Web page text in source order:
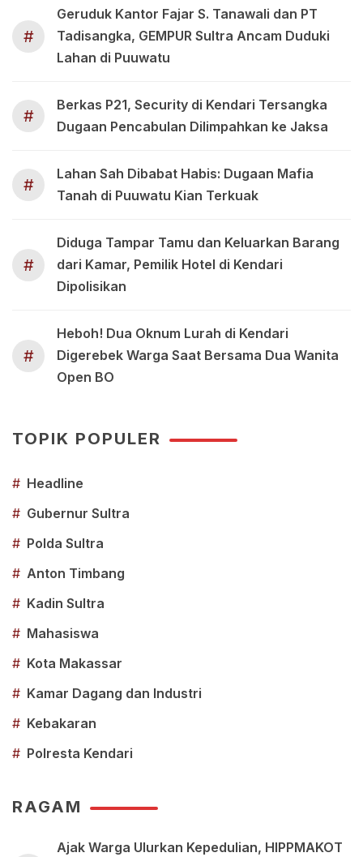
#
Geruduk Kantor Fajar S. Tanawali dan PT
Tadisangka, GEMPUR Sultra Ancam Duduki
Lahan di Puuwatu
#
Berkas P21, Security di Kendari Tersangka
Dugaan Pencabulan Dilimpahkan ke Jaksa
#
Lahan Sah Dibabat Habis: Dugaan Mafia
Tanah di Puuwatu Kian Terkuak
#
Diduga Tampar Tamu dan Keluarkan Barang
dari Kamar, Pemilik Hotel di Kendari
Dipolisikan
#
Heboh! Dua Oknum Lurah di Kendari
Digerebek Warga Saat Bersama Dua Wanita
Open BO
TOPIK POPULER
# Headline
# Gubernur Sultra
# Polda Sultra
# Anton Timbang
# Kadin Sultra
# Mahasiswa
# Kota Makassar
# Kamar Dagang dan Industri
# Kebakaran
# Polresta Kendari
RAGAM
Ajak Warga Ulurkan Kepedulian, HIPPMAKOT